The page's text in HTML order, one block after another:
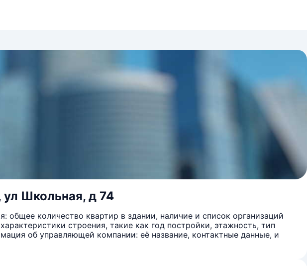
ул Школьная, д 74
количество квартир в здании, наличие и список организаций
строения, такие как год постройки, этажность, тип
об управляющей компании: её название, контактные данные, и